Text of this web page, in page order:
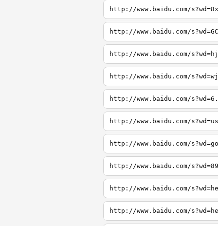
http://www.baidu.com/
http://www.baidu.com/
http://www.baidu.com/
http://www.baidu.com/
http://www.baidu.com/
http://www.baidu.com/
http://www.baidu.com/
http://www.baidu.com/
http://www.baidu.com/
http://www.baidu.com/